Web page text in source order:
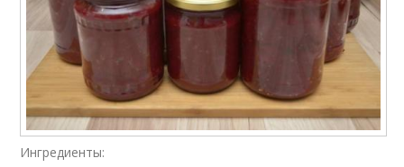
Ингредиенты: